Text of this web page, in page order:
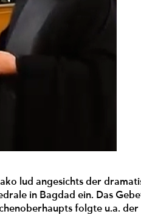
lud angesichts der
in Bagdad ein. Das
folgte u.a. der